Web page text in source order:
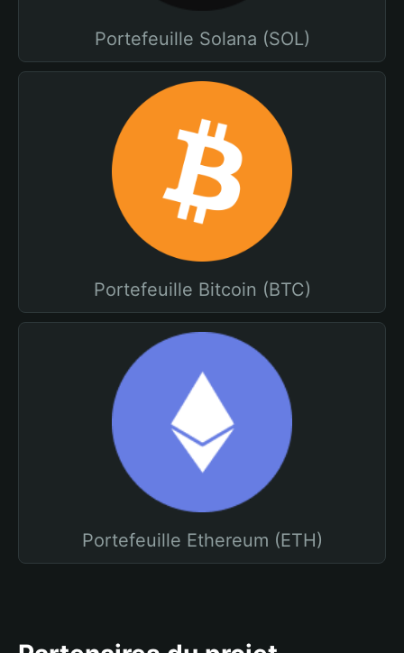
Portefeuille Solana (SOL)
Portefeuille Bitcoin (BTC)
Portefeuille Ethereum (ETH)